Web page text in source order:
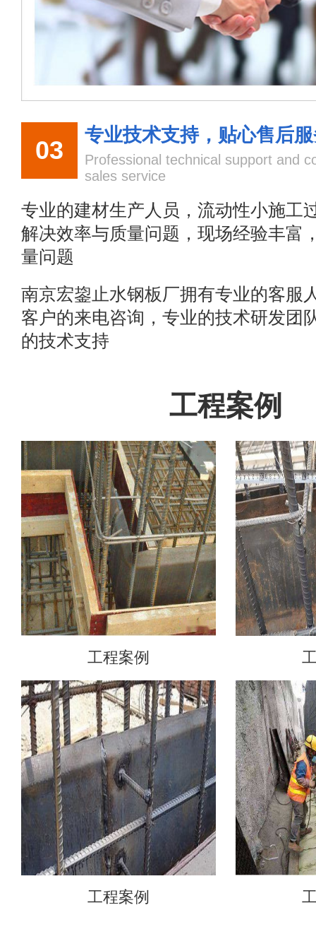
03
专业技术支持，贴心售后
Professional technical support and
sales service
专业的建材生产人员，流动性小施工
解决效率与质量问题，现场经验丰富
量问题
南京宏鋆止水钢板厂拥有专业的客服
客户的来电咨询，专业的技术研发团
的技术支持
工程案例
工程案例
工程案例